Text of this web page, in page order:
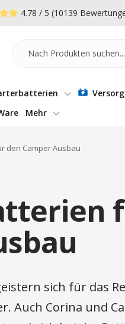
4.78 / 5 (10139
Mehr
den Camper Ausbau
sich für das
Auch Corina und